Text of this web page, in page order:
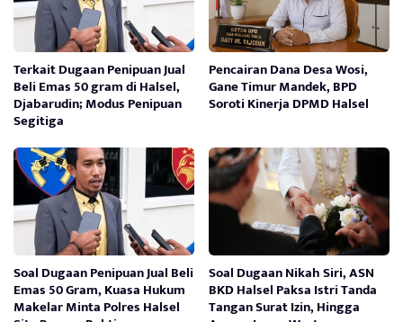
Terkait Dugaan Penipuan Jual
Beli Emas 50 gram di Halsel,
Djabarudin; Modus Penipuan
Segitiga
Pencairan Dana Desa Wosi,
Gane Timur Mandek, BPD
Soroti Kinerja DPMD Halsel
Soal Dugaan Penipuan Jual Beli
Emas 50 Gram, Kuasa Hukum
Makelar Minta Polres Halsel
Soal Dugaan Nikah Siri, ASN
BKD Halsel Paksa Istri Tanda
Tangan Surat Izin, Hingga